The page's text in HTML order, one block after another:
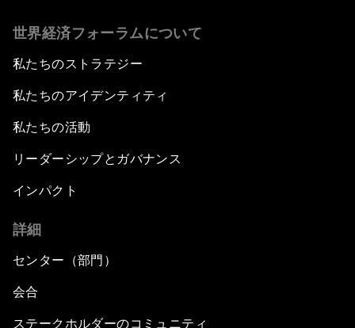
世界経済フォーラムについて
私たちのストラテジー
私たちのアイデンティティ
私たちの活動
リーダーシップとガバナンス
インパクト
詳細
センター（部門）
会合
ステークホルダーのコミュニティ